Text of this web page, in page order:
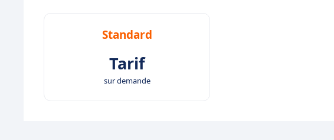
Standard
Tarif
sur demande